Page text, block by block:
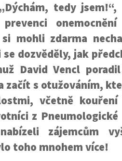
tedy jsem!“,
onemocnění
mohli zdarma
dozvěděly, jak
David Vencl
začít s otužováním,
včetně
z
zájemcům
toho mnohem více!